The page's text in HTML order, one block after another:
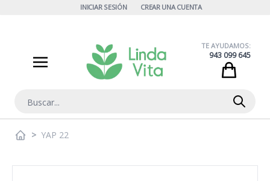
INICIAR SESIÓN CREAR UNA CUENTA
Buscar
TE AYUDAMOS:
943 099 645
> YAP 22